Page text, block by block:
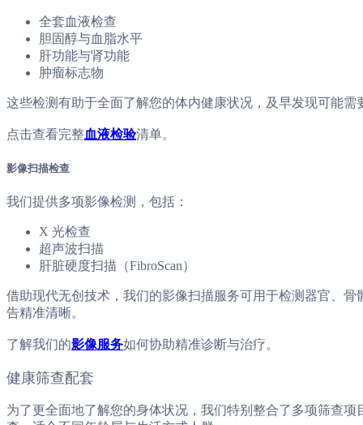
全套血液检查
胆固醇与血脂水平
肝功能与肾功能
肿瘤标志物
这些检测有助于全面了解您的体内健康状况，及早发现可能
点击查看完整血液检验清单。
影像扫描检查
我们提供多项影像检测，包括：
X 光检查
超声波扫描
肝脏硬度扫描（FibroScan）
借助现代无创技术，我们的影像扫描服务可用于检测器官、
告精准清晰。
了解我们的影像服务如何协助精准诊断与治疗。
健康筛查配套
为了更全面地了解您的身体状况，我们特别整合了多项筛查